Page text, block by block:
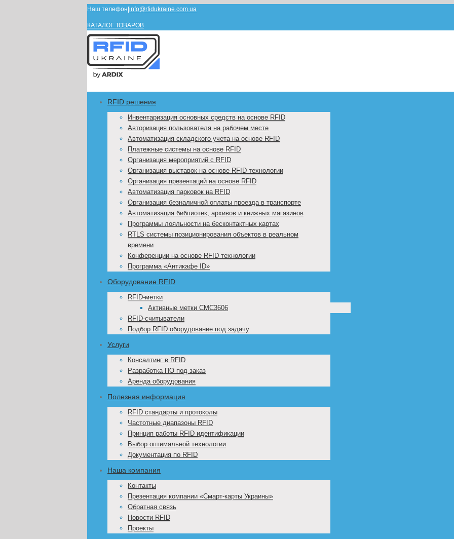
Наш телефон info@rfidukraine.com.ua
КАТАЛОГ ТОВАРОВ
RFID решения
Инвентаризация основных средств на основе RFID
Авторизация пользователя на рабочем месте
Автоматизация складского учета на основе RFID
Платежные системы на основе RFID
Организация мероприятий с RFID
Организация выставок на основе RFID технологии
Организация презентаций на основе RFID
Автоматизация парковок на RFID
Организация безналичной оплаты проезда в транспорте
Автоматизация библиотек, архивов и книжных магазинов
Программы лояльности на бесконтактных картах
RTLS системы позиционирования объектов в реальном
времени
Конференции на основе RFID технологии
Программа «Антикафе ID»
Оборудование RFID
RFID-метки
Активные метки CMC3606
RFID-считыватели
Подбор RFID оборудование под задачу
Услуги
Консалтинг в RFID
Разработка ПО под заказ
Аренда оборудования
Полезная информация
RFID стандарты и протоколы
Частотные диапазоны RFID
Принцип работы RFID идентификации
Выбор оптимальной технологии
Документация по RFID
Наша компания
Контакты
Презентация компании «Смарт-карты Украины»
Обратная связь
Новости RFID
Проекты